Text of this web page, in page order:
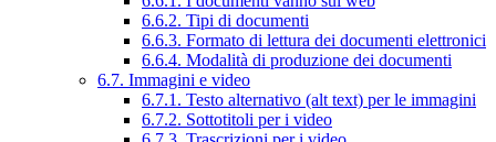
6.6.2. Tipi di documenti
6.6.3. Formato di lettura dei documenti elettronici
6.6.4. Modalità di produzione dei documenti
6.7. Immagini e video
6.7.1. Testo alternativo (alt text) per le immagini
6.7.2. Sottotitoli per i video